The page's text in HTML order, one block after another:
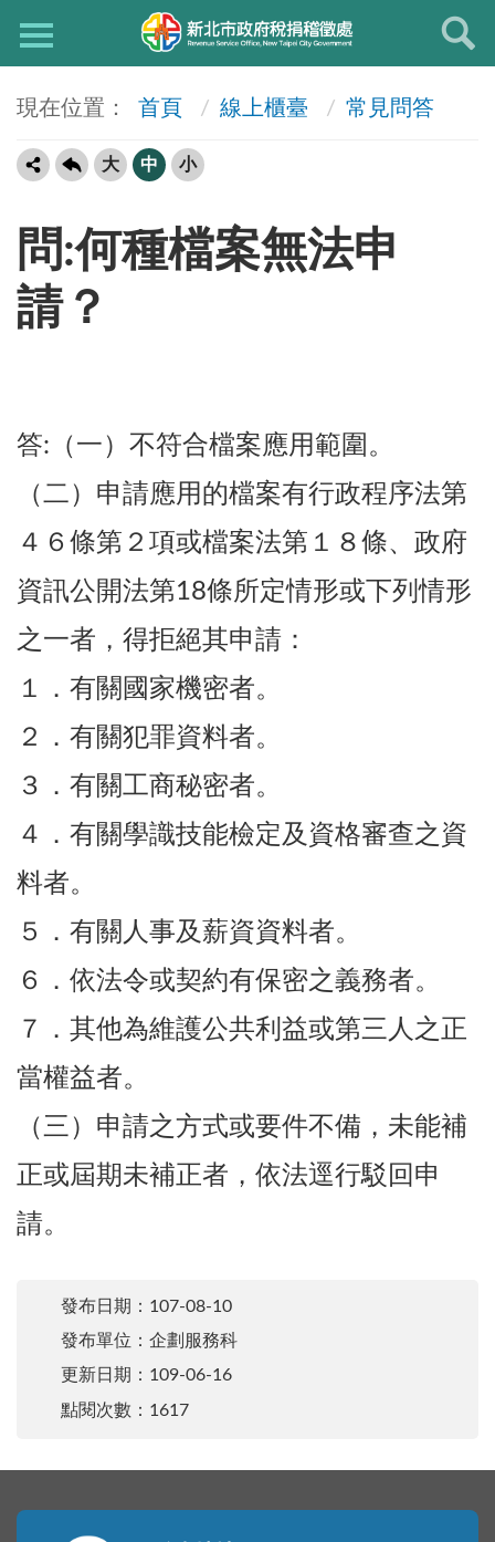
首頁 線上櫃臺 常見問答
大 中 小
問:何種檔案無法申
請？
答:（一）不符合檔案應用範圍。
（二）申請應用的檔案有行政程序法第
４６條第２項或檔案法第１８條、政府
資訊公開法第18條所定情形或下列情形
之一者，得拒絕其申請：
１．有關國家機密者。
２．有關犯罪資料者。
３．有關工商秘密者。
４．有關學識技能檢定及資格審查之資
料者。
５．有關人事及薪資資料者。
６．依法令或契約有保密之義務者。
７．其他為維護公共利益或第三人之正
當權益者。
（三）申請之方式或要件不備，未能補
正或屆期未補正者，依法逕行駁回申
請。
發布日期： 107-08-10
發布單位：企劃服務科
更新日期： 109-06-16
點閱次數：1617